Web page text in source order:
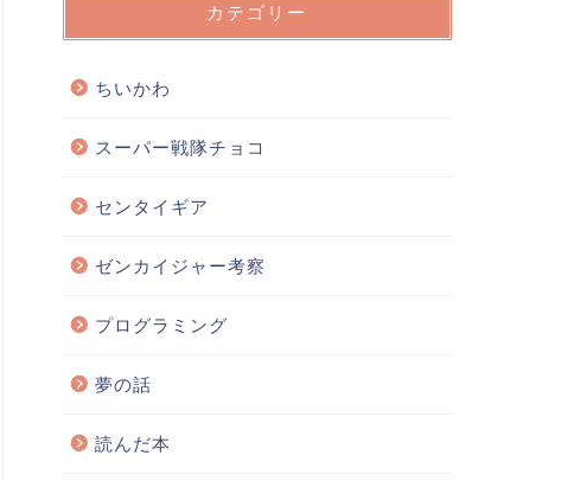
カテゴリー
ちいかわ
スーパー戦隊チョコ
センタイギア
ゼンカイジャー考察
プログラミング
夢の話
読んだ本